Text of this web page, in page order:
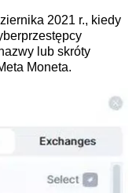
2021 r., kiedy
lub skróty
Moneta.